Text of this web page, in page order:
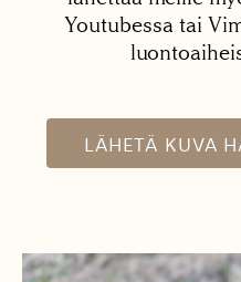
Youtubessa tai
LÄHETÄ KUVA